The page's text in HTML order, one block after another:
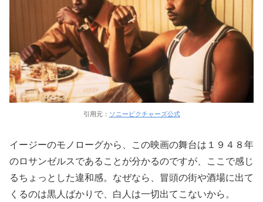
引用元： ソニーピクチャーズ公式
イージーのモノローグから、この映画の舞台は１９４８年
のロサンゼルスであることが分かるのですが、ここで感じ
るちょっとした違和感。なぜなら、冒頭の街や酒場に出て
くるのは黒人ばかりで、白人は一切出てこないから。